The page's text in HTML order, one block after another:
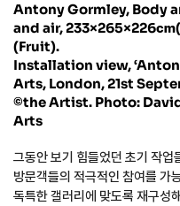
Antony Gormley, Body
and air, 233×265×226㎝
(Fruit).
Installation view,
Arts, London, 21st
©the Artist. Photo:
Arts
그동안 보기 힘들었던 초기 작업
방문객들의 적극적인 참여를 가
독특한 갤러리에 맞도록 재구성